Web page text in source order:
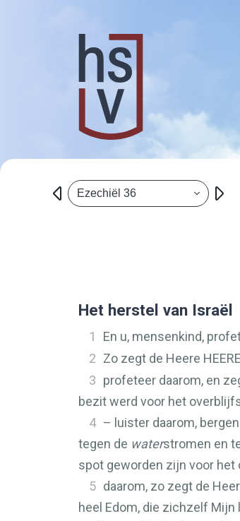
Ezechiël 36
Het herstel van Israël
1 En u, mensenkind,
2 Zo zegt de Heere HEERE
3 profeteer daarom, en
bezit werd voor het
4 – luister daarom,
tegen de waterstromen en
spot geworden zijn voor het
5 daarom, zo zegt de
heel Edom, die zichzelf